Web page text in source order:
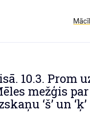
10.3. Prom
mežģis par
‘š’ un ‘ķ’